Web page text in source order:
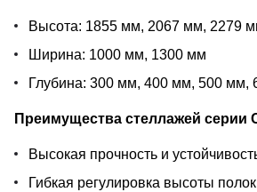
Высота: 1855 мм, 2067 мм, 2279
Ширина: 1000 мм, 1300 мм
Глубина: 300 мм, 400 мм, 500 мм,
Преимущества стеллажей серии
Высокая прочность и
Гибкая регулировка высоты